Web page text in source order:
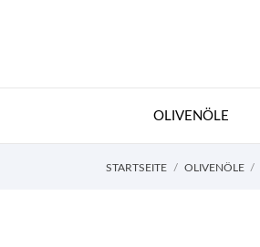
OLIVENÖLE
STARTSEITE OLIVENÖLE